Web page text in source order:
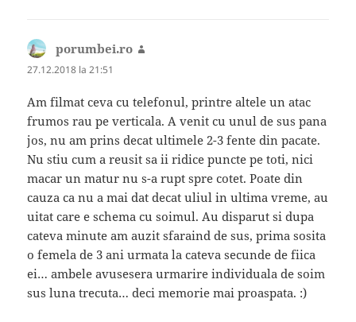
porumbei.ro
27.12.2018 la 21:51
Am filmat ceva cu telefonul, printre altele un atac
frumos rau pe verticala. A venit cu unul de sus pana
jos, nu am prins decat ultimele 2-3 fente din pacate.
Nu stiu cum a reusit sa ii ridice puncte pe toti, nici
macar un matur nu s-a rupt spre cotet. Poate din
cauza ca nu a mai dat decat uliul in ultima vreme, au
uitat care e schema cu soimul. Au disparut si dupa
cateva minute am auzit sfaraind de sus, prima sosita
o femela de 3 ani urmata la cateva secunde de fiica
ei… ambele avusesera urmarire individuala de soim
sus luna trecuta… deci memorie mai proaspata. :)